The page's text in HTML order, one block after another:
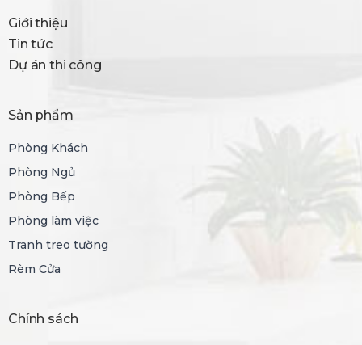
Giới thiệu
Tin tức
Dự án thi công
Sản phẩm
Phòng Khách
Phòng Ngủ
Phòng Bếp
Phòng làm việc
Tranh treo tường
Rèm Cửa
Chính sách